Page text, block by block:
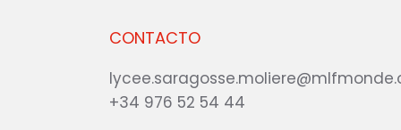
CONTACTO
+34 976 52 54 44